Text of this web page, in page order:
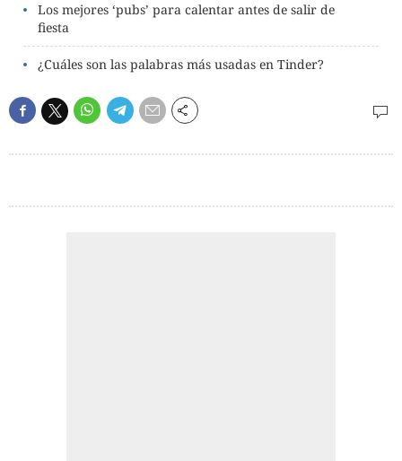
Los mejores ‘pubs’ para calentar antes de salir de
fiesta
¿Cuáles son las palabras más usadas en Tinder?